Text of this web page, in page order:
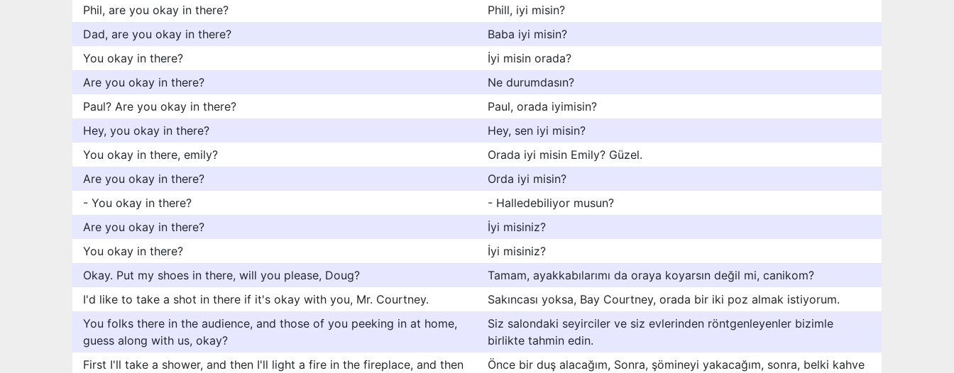
Phil, are you okay in there?
Phill, iyi misin?
Dad, are you okay in there?
Baba iyi misin?
You okay in there?
İyi misin orada?
Are you okay in there?
Ne durumdasın?
Paul? Are you okay in there?
Paul, orada iyimisin?
Hey, you okay in there?
Hey, sen iyi misin?
You okay in there, emily?
Orada iyi misin Emily? Güzel.
Are you okay in there?
Orda iyi misin?
- You okay in there?
- Halledebiliyor musun?
Are you okay in there?
İyi misiniz?
You okay in there?
İyi misiniz?
Okay. Put my shoes in there, will you please, Doug?
Tamam, ayakkabılarımı da oraya koyarsın değil mi, canikom?
I'd like to take a shot in there if it's okay with you, Mr. Courtney.
Sakıncası yoksa, Bay Courtney, orada bir iki poz almak istiyorum.
You folks there in the audience, and those of you peeking in at home,
guess along with us, okay?
Siz salondaki seyirciler ve siz evlerinden röntgenleyenler bizimle
birlikte tahmin edin.
First I'll take a shower, and then I'll light a fire in the fireplace, and then
Önce bir duş alacağım, Sonra, şömineyi yakacağım, sonra, belki kahve